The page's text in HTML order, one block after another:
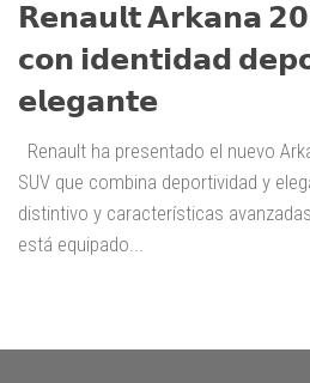
𝗥𝗲𝗻𝗮𝘂𝗹𝘁 𝗔𝗿𝗸𝗮𝗻𝗮
𝗰𝗼𝗻 𝗶𝗱𝗲𝗻𝘁𝗶𝗱𝗮𝗱
𝗲𝗹𝗲𝗴𝗮𝗻𝘁𝗲
Renault ha presentado el nuevo
SUV que combina deportividad y
distintivo y características
está equipado...